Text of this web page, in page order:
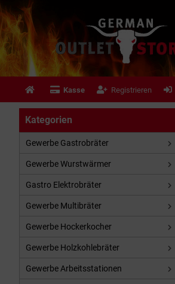
Kasse Registrieren
Kategorien
Gewerbe Gastrobräter
Gewerbe Wurstwärmer
Gastro Elektrobräter
Gewerbe Multibräter
Gewerbe Hockerkocher
Gewerbe Holzkohlebräter
Gewerbe Arbeitsstationen